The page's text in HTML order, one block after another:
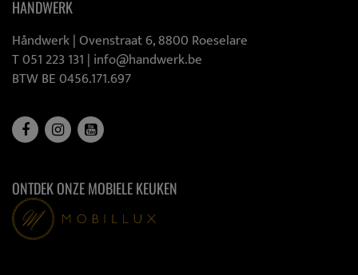
HANDWERK
Håndwerk |Ovenstraat 6, 8800 Roeselare
T 051 223 131 | info@handwerk.be
BTW BE 0456.171.697
ONTDEK ONZE MOBIELE KEUKEN